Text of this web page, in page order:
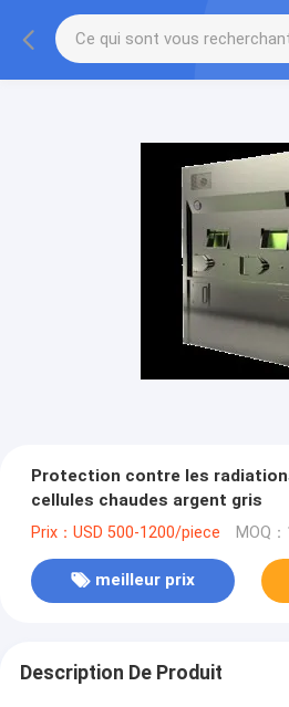
Protection contre les
cellules chaudes argent gris
Prix：USD 500-1200/piece MOQ
meilleur prix
Description De Produit